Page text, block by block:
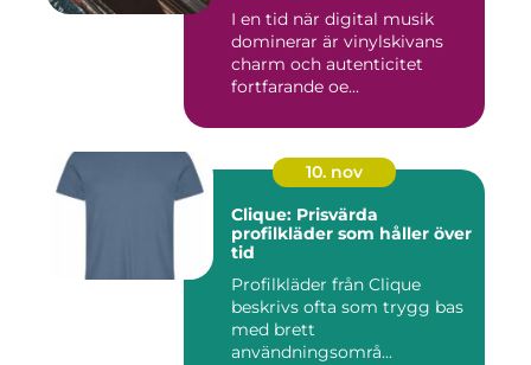
I en tid när digital musik
dominerar är vinylskivans
charm och autenticitet
fortfarande oe...
10. nov
Clique: Prisvärda
profilkläder som håller över
tid
Profilkläder från Clique
beskrivs ofta som trygg bas
med brett
användningsområ...